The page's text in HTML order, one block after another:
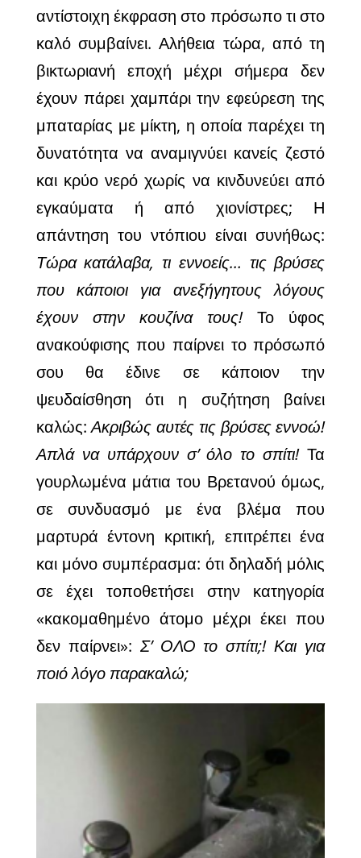
αντίστοιχη έκφραση στο πρόσωπο τι στο
καλό συμβαίνει. Αλήθεια τώρα, από τη
βικτωριανή εποχή μέχρι σήμερα δεν
έχουν πάρει χαμπάρι την εφεύρεση της
μπαταρίας με μίκτη, η οποία παρέχει τη
δυνατότητα να αναμιγνύει κανείς ζεστό
και κρύο νερό χωρίς να κινδυνεύει από
εγκαύματα ή από χιονίστρες; Η
απάντηση του ντόπιου είναι συνήθως:
Τώρα κατάλαβα, τι εννοείς… τις βρύσες
που κάποιοι για ανεξήγητους λόγους
έχουν στην κουζίνα τους!Το ύφος
ανακούφισης που παίρνει το πρόσωπό
σου θα έδινε σε κάποιον την
ψευδαίσθηση ότι η συζήτηση βαίνει
καλώς:Ακριβώς αυτές τις βρύσες εννοώ!
Απλά να υπάρχουν σ’ όλο το σπίτι!Τα
γουρλωμένα μάτια του Βρετανού όμως,
σε συνδυασμό με ένα βλέμα που
μαρτυρά έντονη κριτική, επιτρέπει ένα
και μόνο συμπέρασμα: ότι δηλαδή μόλις
σε έχει τοποθετήσει στην κατηγορία
«κακομαθημένο άτομο μέχρι έκει που
δεν παίρνει»: Σ’ ΟΛΟ το σπίτι;! Και για
ποιό λόγο παρακαλώ;